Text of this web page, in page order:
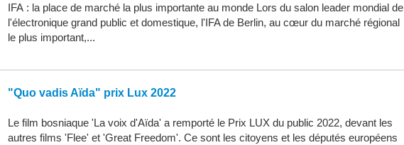
IFA : la place de marché la plus importante au monde Lors du salon leader mondial de
l'électronique grand public et domestique, l'IFA de Berlin, au cœur du marché régional
le plus important,...
"Quo vadis Aïda" prix Lux 2022
Le film bosniaque 'La voix d'Aïda' a remporté le Prix LUX du public 2022, devant les
autres films 'Flee' et 'Great Freedom'. Ce sont les citoyens et les députés européens